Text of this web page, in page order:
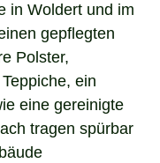
in Woldert und im
gepflegten
Polster,
ein
eine gereinigte
tragen spürbar